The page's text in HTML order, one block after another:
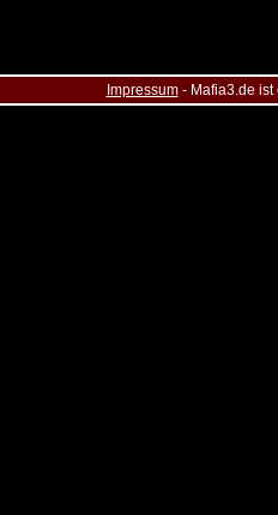
Impressum- Mafia3.de ist